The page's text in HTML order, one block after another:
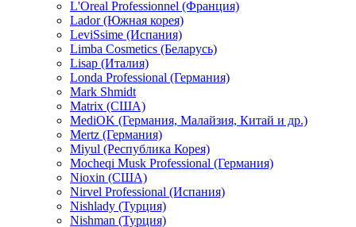
L'Oreal Professionnel (Франция)
Lador (Южная корея)
LeviSsime (Испания)
Limba Cosmetics (Беларусь)
Lisap (Италия)
Londa Professional (Германия)
Mark Shmidt
Matrix (США)
MediOK (Германия, Малайзия, Китай и др.)
Mertz (Германия)
Miyul (Республика Корея)
Mocheqi Musk Professional (Германия)
Nioxin (США)
Nirvel Professional (Испания)
Nishlady (Турция)
Nishman (Турция)